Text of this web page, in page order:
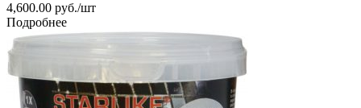
4,600.00 руб./шт
Подробнее